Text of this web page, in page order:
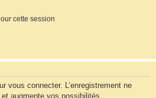
cette session
vous connecter. L’enregistrement ne
augmente vos possibilités.